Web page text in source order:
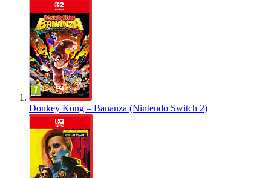
Donkey Kong – Bananza (Nintendo Switch 2)